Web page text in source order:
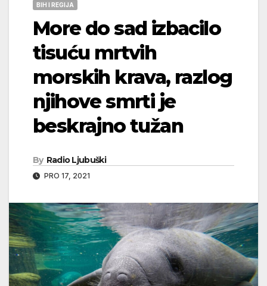
BIH I REGIJA
More do sad izbacilo
tisuću mrtvih
morskih krava, razlog
njihove smrti je
beskrajno tužan
By Radio Ljubuški
PRO 17, 2021